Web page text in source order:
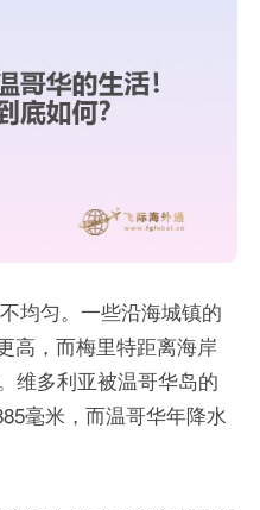
均匀。一些沿海城镇的
高，而梅里特距离海岸
维多利亚被温哥华岛的
毫米，而温哥华年降水